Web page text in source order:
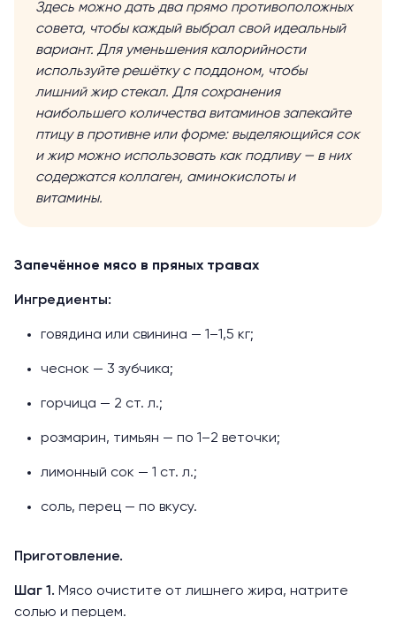
Здесь можно дать два прямо противоположных
совета, чтобы каждый выбрал свой идеальный
вариант. Для уменьшения калорийности
используйте решётку с поддоном, чтобы
лишний жир стекал. Для сохранения
наибольшего количества витаминов запекайте
птицу в противне или форме: выделяющийся сок
и жир можно использовать как подливу — в них
содержатся коллаген, аминокислоты и
витамины.
Запечённое мясо в пряных травах
Ингредиенты:
говядина или свинина — 1–1,5 кг;
чеснок — 3 зубчика;
горчица — 2 ст. л.;
розмарин, тимьян — по 1–2 веточки;
лимонный сок — 1 ст. л.;
соль, перец — по вкусу.
Приготовление.
Шаг 1. Мясо очистите от лишнего жира, натрите
солью и перцем.